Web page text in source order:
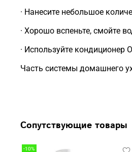
· Нанесите небольшое
· Хорошо вспеньте, смойте
· Используйте кондиционер
Часть системы домашнего
Сопутствующие товары
-10%